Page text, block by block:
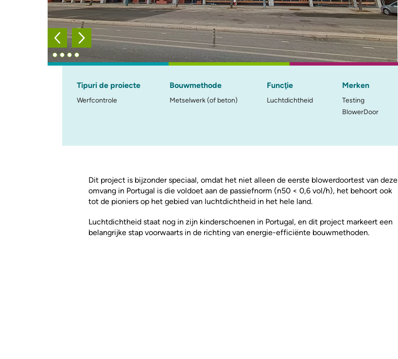
Tipuri de proiecte
Werfcontrole
Bouwmethode
Metselwerk (of beton)
Funcţie
Luchtdichtheid
Merken
Testing
BlowerDoor
Dit project is bijzonder speciaal, omdat het niet alleen de eerste blowerdoortest van deze
omvang in Portugal is die voldoet aan de passiefnorm (n50 < 0,6 vol/h), het behoort ook
tot de pioniers op het gebied van luchtdichtheid in het hele land.
Luchtdichtheid staat nog in zijn kinderschoenen in Portugal, en dit project markeert een
belangrijke stap voorwaarts in de richting van energie-efficiënte bouwmethoden.